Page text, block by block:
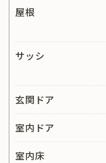
屋根
サッシ
玄関ドア
室内ドア
室内床